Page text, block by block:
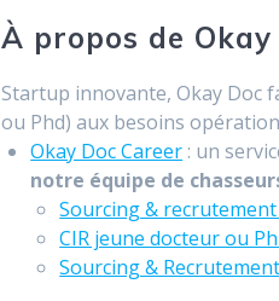
À propos de Okay
Startup innovante, Okay Doc
ou Phd) aux besoins
Okay Doc Career : un
notre équipe de
Sourcing &
CIR jeune docteur ou
Sourcing &